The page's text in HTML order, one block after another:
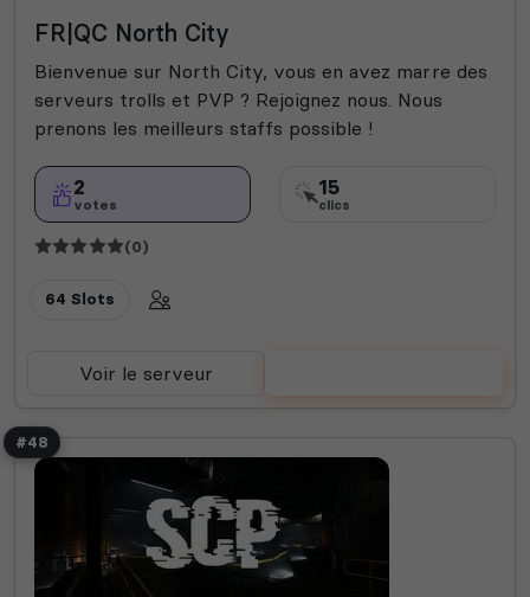
FR|QC North City
Bienvenue sur North City, vous en avez marre des
serveurs trolls et PVP ? Rejoignez nous. Nous
prenons les meilleurs staffs possible !
2
votes
15
clics
(0)
64 Slots
Voir le serveur
#48